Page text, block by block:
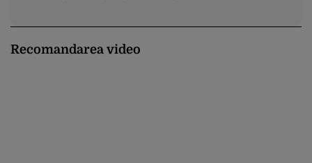
Recomandarea video